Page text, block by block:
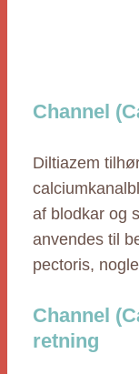
Channel
Diltiazem
af blodkar og
anvendes til
pectoris,
Channel
retning